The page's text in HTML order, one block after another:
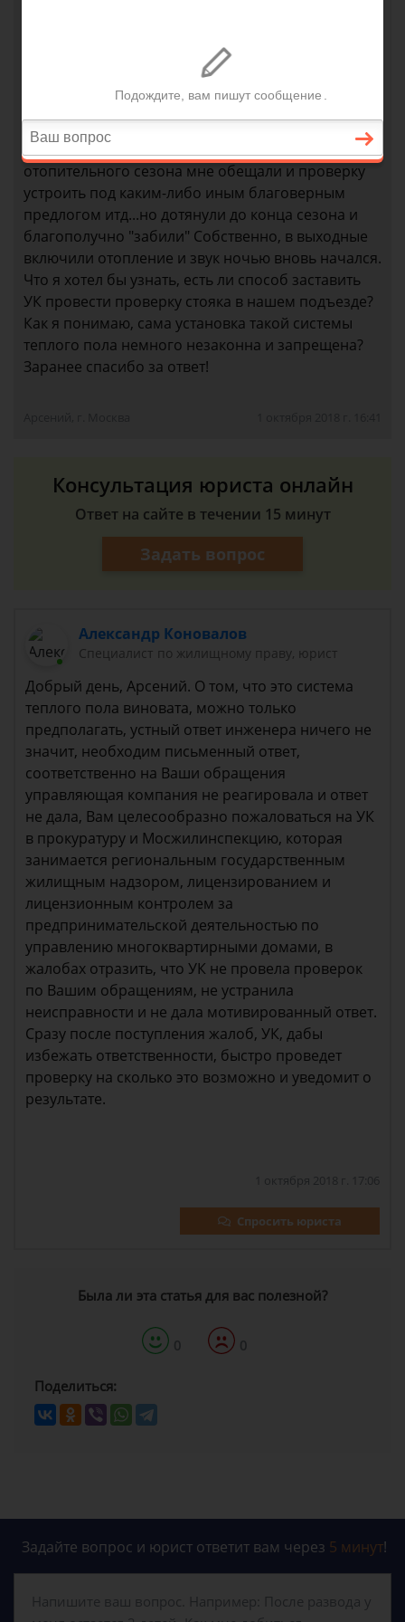
разговорившись он поведал, что это может
может кто-то из соседей сверху врезал в батареи
систему теплого пола, от этого и звуки
включающегося насоса. С этой уже информацией
опять начал общаться с УК. До конца
отопительного сезона мне обещали и проверку
устроить под каким-либо иным благоверным
предлогом итд...но дотянули до конца сезона и
благополучно "забили" Собственно, в выходные
включили отопление и звук ночью вновь начался.
Что я хотел бы узнать, есть ли способ заставить
УК провести проверку стояка в нашем подъезде?
Как я понимаю, сама установка такой системы
теплого пола немного незаконна и запрещена?
Заранее спасибо за ответ!
Консультация юриста онлайн
Ответ на сайте в течении 15 минут
Задать вопрос
Александр Коновалов
Специалист по жилищному праву, юрист
Добрый день, Арсений. О том, что это система
теплого пола виновата, можно только
предполагать, устный ответ инженера ничего не
значит, необходим письменный ответ,
соответственно на Ваши обращения
управляющая компания не реагировала и ответ
не дала, Вам целесообразно пожаловаться на УК
в прокуратуру и Мосжилинспекцию, которая
занимается региональным государственным
жилищным надзором, лицензированием и
лицензионным контролем за
предпринимательской деятельностью по
управлению многоквартирными домами, в
жалобах отразить, что УК не провела проверок
по Вашим обращениям, не устранила
неисправности и не дала мотивированный ответ.
Сразу после поступления жалоб, УК, дабы
избежать ответственности, быстро проведет
проверку на сколько это возможно и уведомит о
результате.
1 октября 2018 г. 17:06
Спросить юриста
Была ли эта статья для вас полезной?
0 0
Поделиться:
Задайте вопрос и юрист ответит вам через 5 минут!